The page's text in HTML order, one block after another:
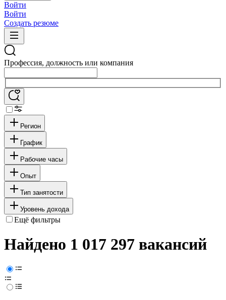
Войти
Войти
Создать резюме
Профессия, должность или компания
Регион
График
Рабочие часы
Опыт
Тип занятости
Уровень дохода
Ещё фильтры
Найдено 1 017 297 вакансий